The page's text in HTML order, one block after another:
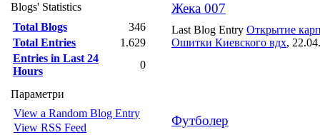
Жека 007
Last Blog Entry Открытие
Ошитки Киевского вдх,
Футболер
Blogs' Statistics
Total Blogs
346
Total Entries
1.629
Entries in Last 24
Hours
0
Параметри
View a Random Blog Entry
View RSS Feed